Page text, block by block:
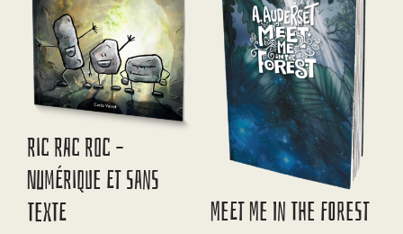
Ric Rac Roc –
Numérique Et Sans
Texte
Meet Me In The Forest